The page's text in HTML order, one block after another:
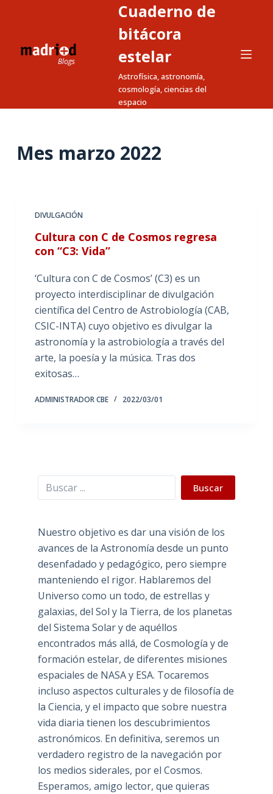
a
Cuaderno de
bitácora
estelar
Astrofísica, astronomía,
cosmología, ciencias del
espacio
Mes marzo 2022
DIVULGACIÓN
Cultura con C de Cosmos regresa
con “C3: Vida”
‘Cultura con C de Cosmos’ (C3) es un
proyecto interdisciplinar de divulgación
científica del Centro de Astrobiología (CAB,
CSIC-INTA) cuyo objetivo es divulgar la
astronomía y la astrobiología a través del
arte, la poesía y la música. Tras dos
exitosas…
ADMINISTRADOR CBE 2022/03/01
Buscar Buscar
Nuestro objetivo es dar una visión de los
avances de la Astronomía desde un punto
desenfadado y pedagógico, pero siempre
manteniendo el rigor. Hablaremos del
Universo como un todo, de estrellas y
galaxias, del Sol y la Tierra, de los planetas
del Sistema Solar y de aquéllos
encontrados más allá, de Cosmología y de
formación estelar, de diferentes misiones
espaciales de NASA y ESA. Tocaremos
incluso aspectos culturales y de filosofía de
la Ciencia, y el impacto que sobre nuestra
vida diaria tienen los descubrimientos
astronómicos. En definitiva, seremos un
verdadero registro de la navegación por
los medios siderales, por el Cosmos.
Esperamos, amigo lector, que quieras